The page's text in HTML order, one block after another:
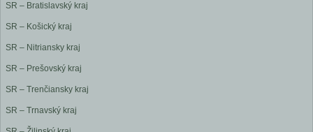
SR – Bratislavský kraj
SR – Košický kraj
SR – Nitriansky kraj
SR – Prešovský kraj
SR – Trenčiansky kraj
SR – Trnavský kraj